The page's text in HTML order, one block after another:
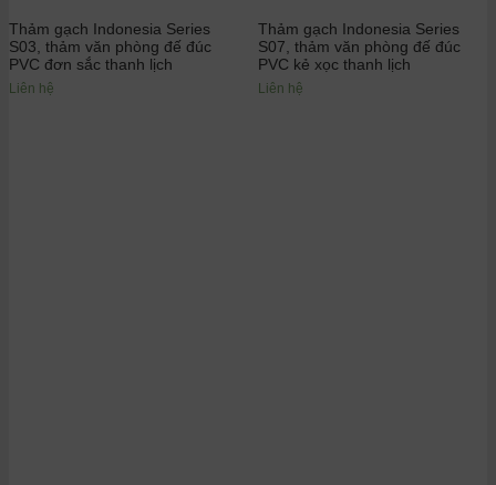
Thảm gạch Indonesia Series
S03, thảm văn phòng đế đúc
PVC đơn sắc thanh lịch
Liên hệ
Thảm gạch Indonesia Series
S07, thảm văn phòng đế đúc
PVC kẻ xọc thanh lịch
Liên hệ